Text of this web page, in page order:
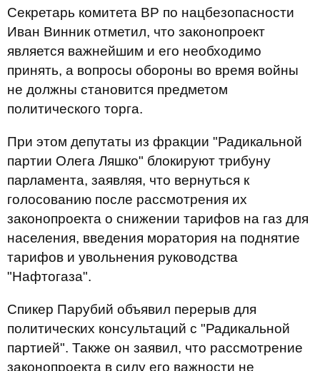
Секретарь комитета ВР по нацбезопасности
Иван Винник отметил, что законопроект
является важнейшим и его необходимо
принять, а вопросы обороны во время войны
не должны становится предметом
политического торга.
При этом депутаты из фракции "Радикальной
партии Олега Ляшко" блокируют трибуну
парламента, заявляя, что вернуться к
голосованию после рассмотрения их
законопроекта о снижении тарифов на газ для
населения, введения моратория на поднятие
тарифов и увольнения руководства
"Нафтогаза".
Спикер Парубий объявил перерыв для
политических консультаций с "Радикальной
партией". Также он заявил, что рассмотрение
законопроекта в силу его важности не